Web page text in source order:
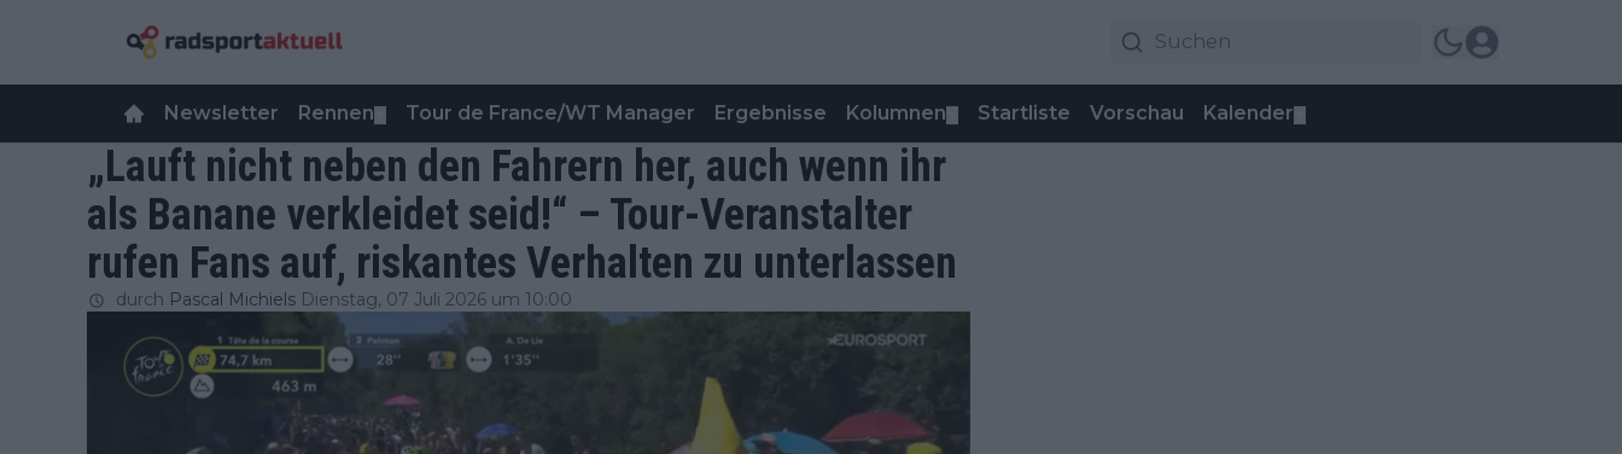
Newsletter Rennen Tour de France/WT Manager Ergebnisse Kolumnen Startliste Vorschau Kalender
„Lauft nicht neben den Fahrern her, auch wenn ihr
als Banane verkleidet seid!“ – Tour-Veranstalter
rufen Fans auf, riskantes Verhalten zu unterlassen
durch Pascal Michiels Dienstag, 07 Juli 2026 um 10:00